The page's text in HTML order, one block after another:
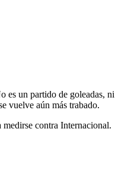
es un partido de goleadas,
vuelve aún más trabado.
contra Internacional.